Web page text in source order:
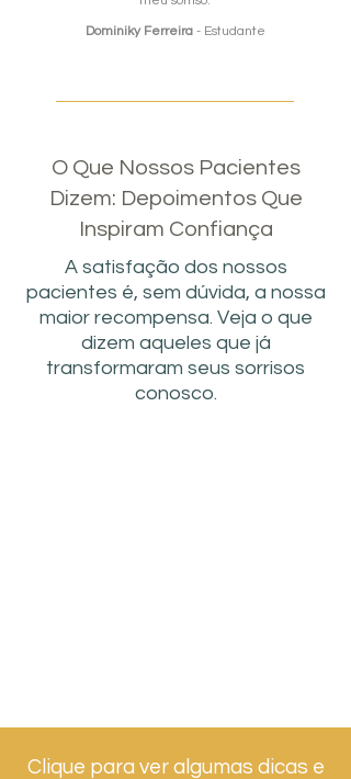
Dominiky Ferreira - Estudante
O Que Nossos Pacientes
Dizem: Depoimentos Que
Inspiram Confiança
A satisfação dos nossos
pacientes é, sem dúvida, a nossa
maior recompensa. Veja o que
dizem aqueles que já
transformaram seus sorrisos
conosco.
Clique para ver algumas dicas e